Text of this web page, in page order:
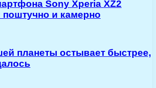
Sony Xperia XZ2
поштучно и камерно
планеты остывает быстрее,